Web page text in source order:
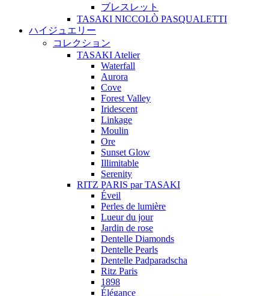
ブレスレット
TASAKI NICCOLÒ PASQUALETTI
ハイジュエリー
コレクション
TASAKI Atelier
Waterfall
Aurora
Cove
Forest Valley
Iridescent
Linkage
Moulin
Ore
Sunset Glow
Illimitable
Serenity
RITZ PARIS par TASAKI
Éveil
Perles de lumière
Lueur du jour
Jardin de rose
Dentelle Diamonds
Dentelle Pearls
Dentelle Padparadscha
Ritz Paris
1898
Élégance